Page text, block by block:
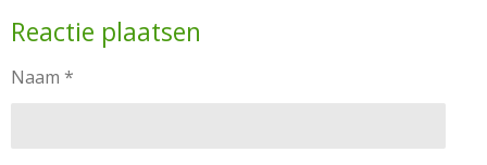
Reactie plaatsen
Naam *